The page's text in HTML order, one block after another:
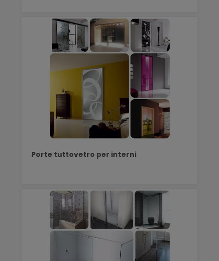
Porte tuttovetro per interni